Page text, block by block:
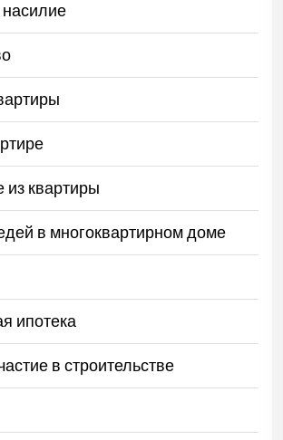
квартиры
в многоквартирном доме
ипотека
в строительстве